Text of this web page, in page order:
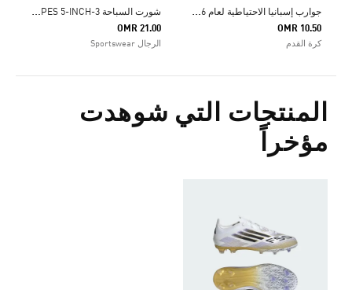
ج
وارب إسبانيا الاحتياطية لعام 2026
OMR 10.50
كرة القدم
ش
ورت السباحة 3-STRIPES 5-INCH
OMR 21.00
الرجال Sportswear
المنتجات التي شوهدت
مؤخراً